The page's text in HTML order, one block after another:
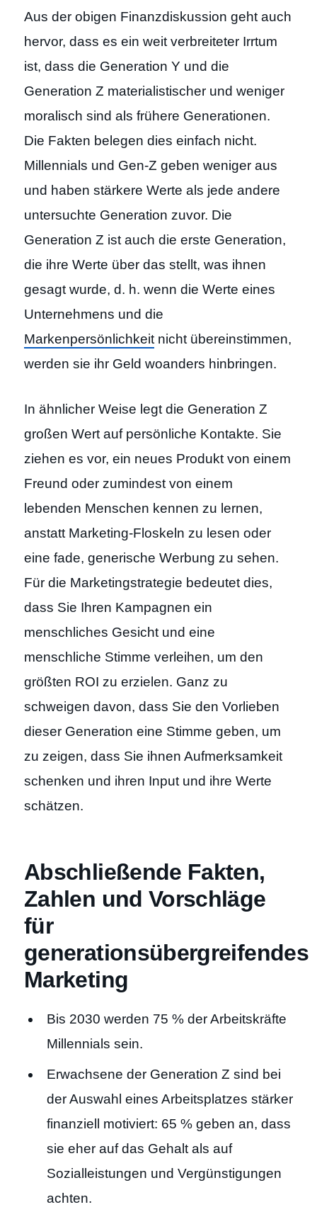
Aus der obigen Finanzdiskussion geht auch
hervor, dass es ein weit verbreiteter Irrtum
ist, dass die Generation Y und die
Generation Z materialistischer und weniger
moralisch sind als frühere Generationen.
Die Fakten belegen dies einfach nicht.
Millennials und Gen-Z geben weniger aus
und haben stärkere Werte als jede andere
untersuchte Generation zuvor. Die
Generation Z ist auch die erste Generation,
die ihre Werte über das stellt, was ihnen
gesagt wurde, d. h. wenn die Werte eines
Unternehmens und die
Markenpersönlichkeit nicht übereinstimmen,
werden sie ihr Geld woanders hinbringen.
In ähnlicher Weise legt die Generation Z
großen Wert auf persönliche Kontakte. Sie
ziehen es vor, ein neues Produkt von einem
Freund oder zumindest von einem
lebenden Menschen kennen zu lernen,
anstatt Marketing-Floskeln zu lesen oder
eine fade, generische Werbung zu sehen.
Für die Marketingstrategie bedeutet dies,
dass Sie Ihren Kampagnen ein
menschliches Gesicht und eine
menschliche Stimme verleihen, um den
größten ROI zu erzielen. Ganz zu
schweigen davon, dass Sie den Vorlieben
dieser Generation eine Stimme geben, um
zu zeigen, dass Sie ihnen Aufmerksamkeit
schenken und ihren Input und ihre Werte
schätzen.
Abschließende Fakten,
Zahlen und Vorschläge
für
generationsübergreifendes
Marketing
Bis 2030 werden 75 % der Arbeitskräfte
Millennials sein.
Erwachsene der Generation Z sind bei
der Auswahl eines Arbeitsplatzes stärker
finanziell motiviert: 65 % geben an, dass
sie eher auf das Gehalt als auf
Sozialleistungen und Vergünstigungen
achten.